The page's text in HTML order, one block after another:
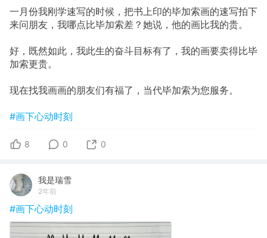
一月份我刚学速写的时候，把书上印的毕加索画的速写拍下
来问朋友，我哪点比毕加索差？她说，他的画比我的贵。
好，既然如此，我此生的奋斗目标有了，我的画要卖得比毕
加索更贵。
现在找我画画的朋友们有福了，当代毕加索为您服务。
#画下心动时刻
8 0 0
我是瑞雪
2年前
#画下心动时刻